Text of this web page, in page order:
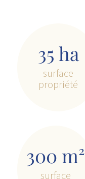
35 ha
surface
propriété
300 m²
surface